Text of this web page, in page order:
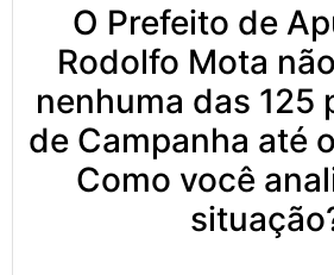
O Prefeito de
Rodolfo Mota
nenhuma das 125
de Campanha até
Como você